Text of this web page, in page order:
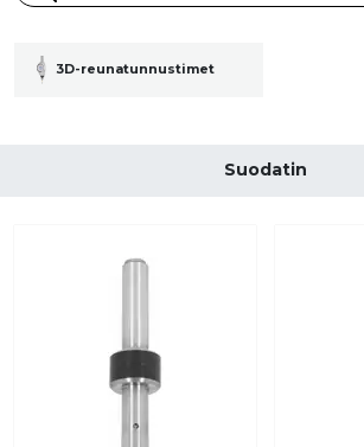
3D-reunatunnustimet
Suodatin